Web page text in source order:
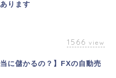
ります
1566 view
当に儲かるの？】FXの自動売